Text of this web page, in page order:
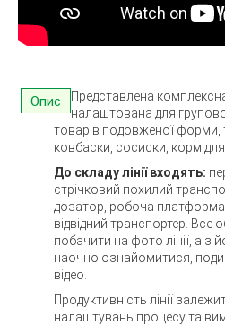
Опис
Представлена
налаштована для
товарів подовженої форми,
ковбаски, сосиски, корм
До складу лінії входять:
стрічковий похилий
дозатор, робоча
відвідний транспортер.
побачити на фото лінії, а
наочно ознайомитися,
відео.
Продуктивність лінії
налаштувань процесу та